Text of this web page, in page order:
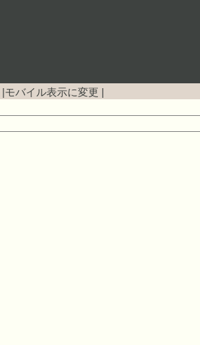
モバイル表示に変更